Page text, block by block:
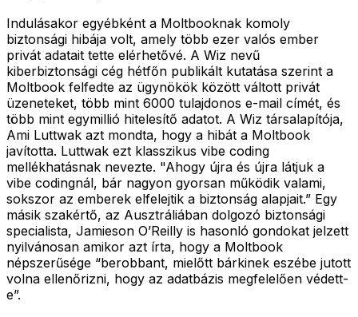
Indulásakor egyébként a Moltbooknak komoly
biztonsági hibája volt, amely több ezer valós ember
privát adatait tette elérhetővé. A Wiz nevű
kiberbiztonsági cég hétfőn publikált kutatása szerint a
Moltbook felfedte az ügynökök között váltott privát
üzeneteket, több mint 6000 tulajdonos e-mail címét, és
több mint egymillió hitelesítő adatot. A Wiz társalapítója,
Ami Luttwak azt mondta, hogy a hibát a Moltbook
javította. Luttwak ezt klasszikus vibe coding
mellékhatásnak nevezte. "Ahogy újra és újra látjuk a
vibe codingnál, bár nagyon gyorsan működik valami,
sokszor az emberek elfelejtik a biztonság alapjait.” Egy
másik szakértő, az Ausztráliában dolgozó biztonsági
specialista, Jamieson O’Reilly is hasonló gondokat jelzett
nyilvánosan amikor azt írta, hogy a Moltbook
népszerűsége “berobbant, mielőtt bárkinek eszébe jutott
volna ellenőrizni, hogy az adatbázis megfelelően védett-
e”.